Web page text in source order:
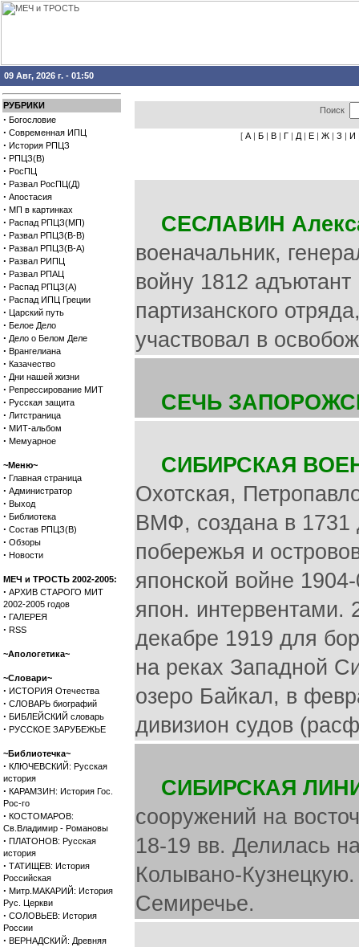
09 Авг, 2026 г. - 01:50
РУБРИКИ
· Богословие
· Современная ИПЦ
· История РПЦЗ
· РПЦЗ(В)
· РосПЦ
· Развал РосПЦ(Д)
· Апостасия
· МП в картинках
· Распад РПЦЗ(МП)
· Развал РПЦЗ(В-В)
· Развал РПЦЗ(В-А)
· Развал РИПЦ
· Развал РПАЦ
· Распад РПЦЗ(А)
· Распад ИПЦ Греции
· Царский путь
· Белое Дело
· Дело о Белом Деле
· Врангелиана
· Казачество
· Дни нашей жизни
· Репрессирование МИТ
· Русская защита
· Литстраница
· МИТ-альбом
· Мемуарное
~Меню~
· Главная страница
· Администратор
· Выход
· Библиотека
· Состав РПЦЗ(В)
· Обзоры
· Новости
МЕЧ и ТРОСТЬ 2002-2005:
· АРХИВ СТАРОГО МИТ
2002-2005 годов
· ГАЛЕРЕЯ
· RSS
~Апологетика~
~Словари~
· ИСТОРИЯ Отечества
· СЛОВАРЬ биографий
· БИБЛЕЙСКИЙ словарь
· РУССКОЕ ЗАРУБЕЖЬЕ
~Библиотечка~
· КЛЮЧЕВСКИЙ: Русская
история
· КАРАМЗИН: История Гос.
Рос-го
· КОСТОМАРОВ:
Св.Владимир - Романовы
· ПЛАТОНОВ: Русская
история
· ТАТИЩЕВ: История
Российская
· Митр.МАКАРИЙ: История
Рус. Церкви
· СОЛОВЬЕВ: История
России
· ВЕРНАДСКИЙ: Древняя
Поиск
[ А | Б | В | Г | Д | Е | Ж | З | И
СЕСЛАВИН
военачальник,
войну 1812
партизанского
участвовал в
СЕЧЬ
СИБИРСКАЯ
Охотская,
ВМФ, создана в 1731
побережья и
японской войне
япон. интервентами.
декабре 1919 для
на реках Западной
озеро Байкал, в
дивизион судов
СИБИРСКАЯ
сооружений на
18-19 вв. Делилась
Колывано-
Семиречье.